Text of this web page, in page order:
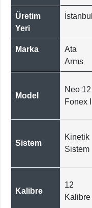
Üretim
Yeri
İstanbul
Marka
Ata
Arms
Model
Neo 12
Fonex III
Sistem
Kinetik
Sistem
Kalibre
12
Kalibre